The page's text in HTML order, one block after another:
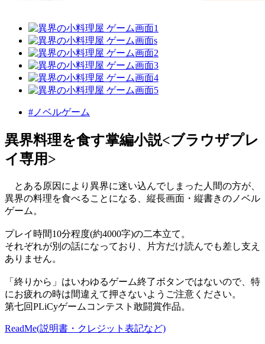
#ノベルゲーム
異界料理を食す掌編小説<ブラウザプレ
イ専用>
とある原因により異界に迷い込んでしまった人間の方が、
異界の料理を食べることになる、縦長画面・縦書きのノベル
ゲーム。
プレイ時間10分程度(約4000字)の二本立て。
それぞれが別の話になっており、片方だけ読んでも差し支え
ありません。
「終りから」はいわゆるゲーム終了ボタンではないので、特
にお疲れの時は間違えて押さないようご注意ください。
第七回PLiCyゲームコンテスト敢闘賞作品。
ReadMe(説明書・クレジット表記など)